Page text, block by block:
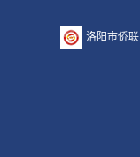
洛阳市侨联